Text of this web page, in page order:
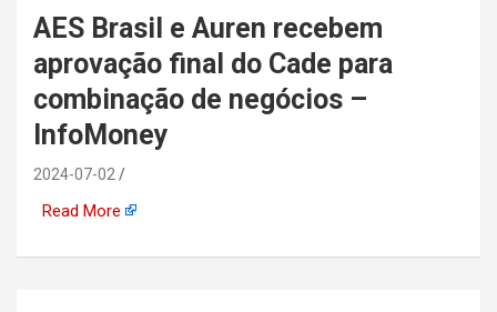
automotiva, mineração,
indústria naval, etc
AES Brasil e Auren recebem
aprovação final do Cade para
combinação de negócios –
InfoMoney
2024-07-02
Read More